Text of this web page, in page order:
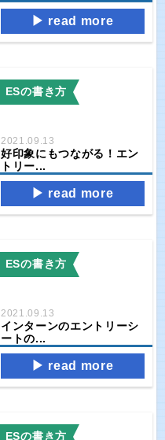
read more
ESの書き方
2021.09.13
好印象にもつながる！エン
トリー...
read more
ESの書き方
2021.09.13
インターンのエントリーシ
ートの...
read more
ESの書き方